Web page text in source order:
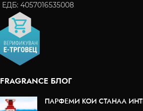
ЕДБ: 4057016535008
FRAGRANCE БЛОГ
ПАРФЕМИ КОИ СТАНАА